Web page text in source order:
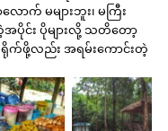
က် မများဘူး၊ မကြီး
ပိုင်း ပိုများလို့ သတိတော့
ရိုက်ဖို့လည်း အရမ်းကောင်းတဲ့